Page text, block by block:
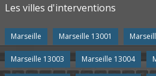
Les villes d'interventions
Marseille Marseille 13001
Marseille 13003 Marseille 13004